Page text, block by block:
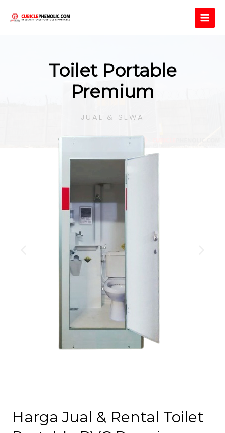
Toilet Portable
Premium
JUAL & SEWA
Harga Jual & Rental Toilet